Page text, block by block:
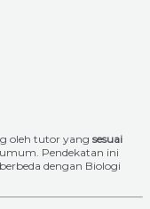
oleh tutor yang sesuai
Pendekatan ini
dengan Biologi